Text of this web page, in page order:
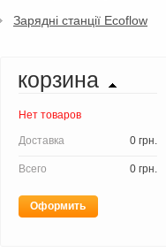
Зарядні станції Ecoflow
корзина
Нет товаров
Доставка 0 грн.
Всего 0 грн.
Оформить